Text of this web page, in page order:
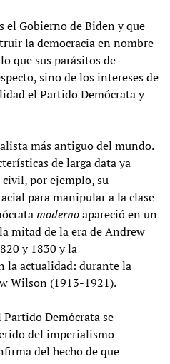
el Gobierno de Biden y que
la democracia en nombre
que sus parásitos de
sino de los intereses de
el Partido Demócrata y
más antiguo del mundo.
de larga data ya
por ejemplo, su
para manipular a la clase
modernoapareció en un
mitad de la era de Andrew
y 1830 y la
la actualidad: durante la
Wilson (1913-1921).
Demócrata se
del imperialismo
del hecho de que